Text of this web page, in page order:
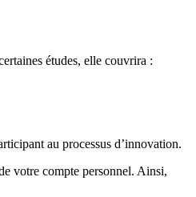
études, elle couvrira :
au processus d’innovation.
votre compte personnel. Ainsi,